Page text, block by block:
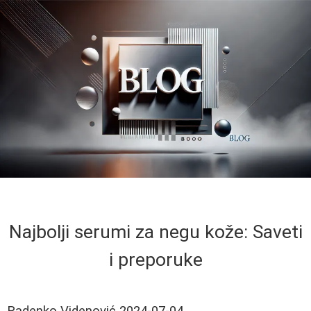
Najbolji serumi za negu kože: Saveti
i preporuke